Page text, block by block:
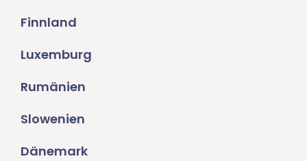
Finnland
Luxemburg
Rumänien
Slowenien
Dänemark